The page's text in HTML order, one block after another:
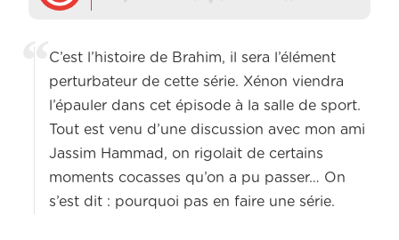
C’est l’histoire de Brahim, il sera l’élément
perturbateur de cette série. Xénon viendra
l’épauler dans cet épisode à la salle de sport.
Tout est venu d’une discussion avec mon ami
Jassim Hammad, on rigolait de certains
moments cocasses qu’on a pu passer… On
s’est dit : pourquoi pas en faire une série.